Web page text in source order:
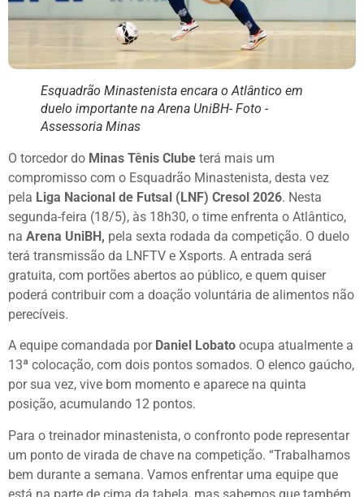
Esquadrão Minastenista encara o Atlântico em
duelo importante na Arena UniBH- Foto -
Assessoria Minas
O torcedor do Minas Tênis Clube terá mais um
compromisso com o Esquadrão Minastenista, desta vez
pela Liga Nacional de Futsal (LNF) Cresol 2026. Nesta
segunda-feira (18/5), às 18h30, o time enfrenta o Atlântico,
na Arena UniBH, pela sexta rodada da competição. O duelo
terá transmissão da LNFTV e Xsports. A entrada será
gratuita, com portões abertos ao público, e quem quiser
poderá contribuir com a doação voluntária de alimentos não
perecíveis.
A equipe comandada por Daniel Lobato ocupa atualmente a
13ª colocação, com dois pontos somados. O elenco gaúcho,
por sua vez, vive bom momento e aparece na quinta
posição, acumulando 12 pontos.
Para o treinador minastenista, o confronto pode representar
um ponto de virada de chave na competição. “Trabalhamos
bem durante a semana. Vamos enfrentar uma equipe que